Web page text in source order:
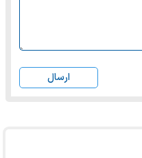
ارسال